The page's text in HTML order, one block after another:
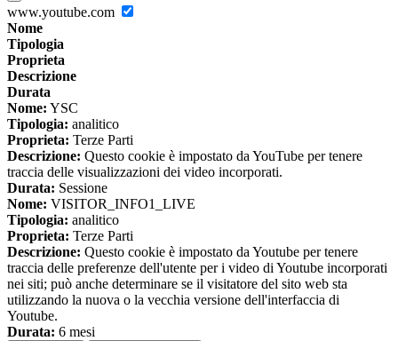
www.youtube.com
Nome
Tipologia
Proprieta
Descrizione
Durata
Nome: YSC
Tipologia: analitico
Proprieta: Terze Parti
Descrizione: Questo cookie è impostato da YouTube per tenere
traccia delle visualizzazioni dei video incorporati.
Durata: Sessione
Nome: VISITOR_INFO1_LIVE
Tipologia: analitico
Proprieta: Terze Parti
Descrizione: Questo cookie è impostato da Youtube per tenere
traccia delle preferenze dell'utente per i video di Youtube incorporati
nei siti; può anche determinare se il visitatore del sito web sta
utilizzando la nuova o la vecchia versione dell'interfaccia di
Youtube.
Durata: 6 mesi